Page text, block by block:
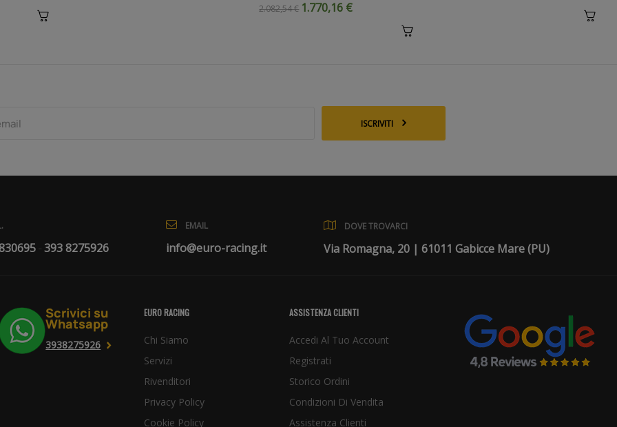
2.082,54 € 1.770,16 €
ISCRIVITI
-393 8275926
EMAIL
info@euro-racing.it
DOVE TROVARCI
Via Romagna, 20 | 61011 Gabicce Mare (PU)
Scrivici su
Whatsapp
3938275926
EURO RACING
Chi Siamo
Servizi
Rivenditori
Privacy Policy
Cookie Policy
ASSISTENZA CLIENTI
Accedi Al Tuo Account
Registrati
Storico Ordini
Condizioni Di Vendita
Assistenza Clienti